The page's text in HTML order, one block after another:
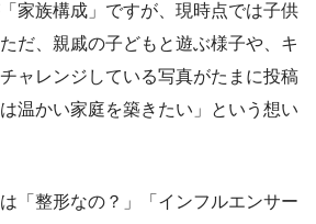
家族構成」ですが、現時点では子供
だ、親戚の子どもと遊ぶ様子や、キ
ャレンジしている写真がたまに投稿
温かい家庭を築きたい」という想い
「整形なの？」「インフルエンサー